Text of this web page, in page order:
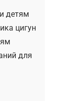
детям
цигун
для